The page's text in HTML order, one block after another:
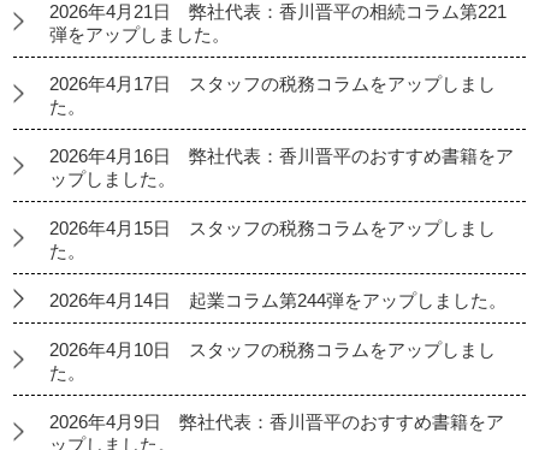
2026年4月21日 弊社代表：香川晋平の相続コラム第221
弾をアップしました。
2026年4月17日 スタッフの税務コラムをアップしまし
た。
2026年4月16日 弊社代表：香川晋平のおすすめ書籍をア
ップしました。
2026年4月15日 スタッフの税務コラムをアップしまし
た。
2026年4月14日 起業コラム第244弾をアップしました。
2026年4月10日 スタッフの税務コラムをアップしまし
た。
2026年4月9日 弊社代表：香川晋平のおすすめ書籍をア
ップしました。